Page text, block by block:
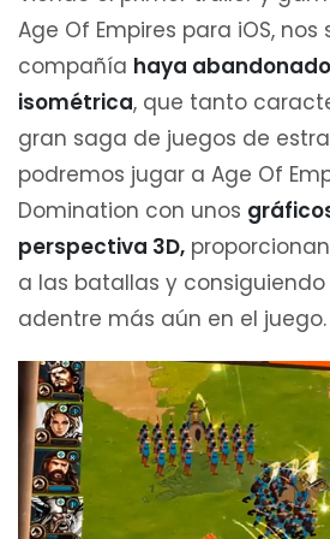
Age Of Empires para iOS,
compañía haya
isométrica, que tanto
gran saga de juegos de
podremos jugar a Age Of
Domination con unos
perspectiva 3D,
a las batallas y
adentre más aún en el juego.